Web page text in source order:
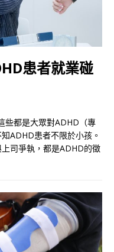
患者就業碰
些都是大眾對ADHD（專
ADHD患者不限於小孩。
司爭執，都是ADHD的徵